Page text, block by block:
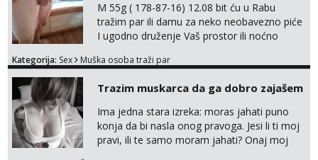
M 55g ( 178-87-16) 12.08 bit ću u Rabu
tražim par ili damu za neko neobavezno piće
I ugodno druženje Vaš prostor ili noćno
trata.vrh@gmail.com
Kategorija: Sex Muška osoba traži par
Trazim muskarca da ga dobro zajašem
Ima jedna stara izreka: moras jahati puno
konja da bi nasla onog pravoga. Jesi li ti moj
pravi, ili te samo moram jahati? Onaj moj